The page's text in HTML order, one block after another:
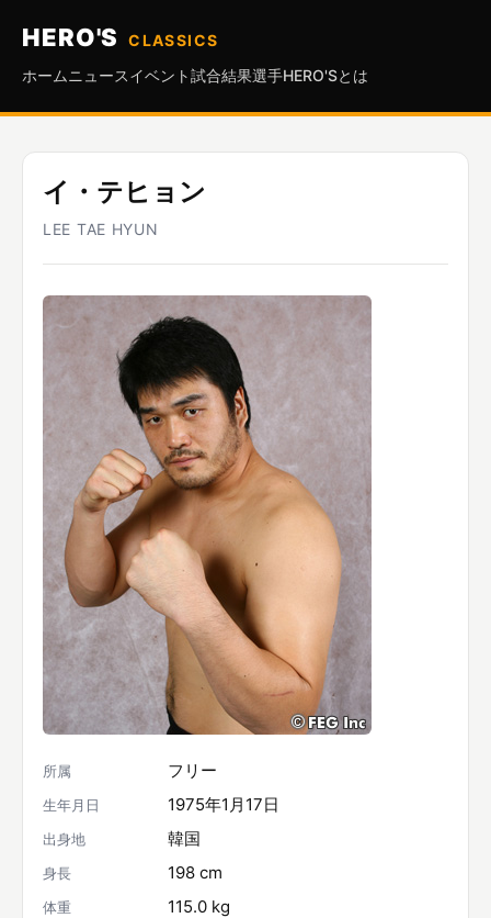
HERO'S
CLASSICS
ホーム ニュースイベント試合結果選手HERO'Sとは
イ・テヒョン
LEE TAE HYUN
所属 フリー
生年月日 1975年1月17日
出身地 韓国
身長 198 cm
体重 115.0 kg